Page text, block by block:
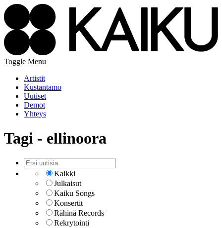
Toggle Menu
Artistit
Kustantamo
Uutiset
Demot
Yhteys
Tagi - ellinoora
Kaikki
Julkaisut
Kaiku Songs
Konsertit
Rähinä Records
Rekrytointi